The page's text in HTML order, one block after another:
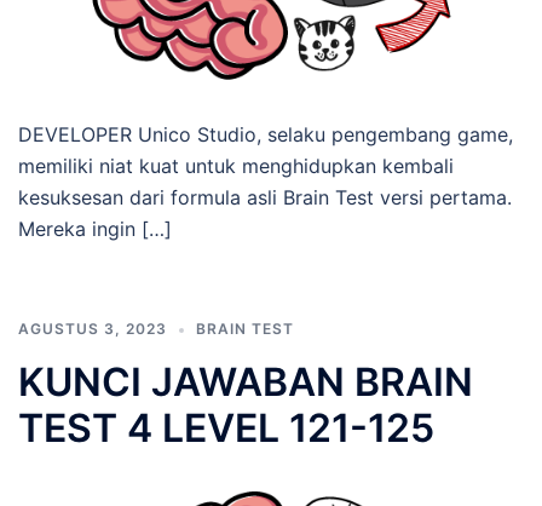
DEVELOPER Unico Studio, selaku pengembang game,
memiliki niat kuat untuk menghidupkan kembali
kesuksesan dari formula asli Brain Test versi pertama.
Mereka ingin […]
AGUSTUS 3, 2023 BRAIN TEST
KUNCI JAWABAN BRAIN
TEST 4 LEVEL 121-125